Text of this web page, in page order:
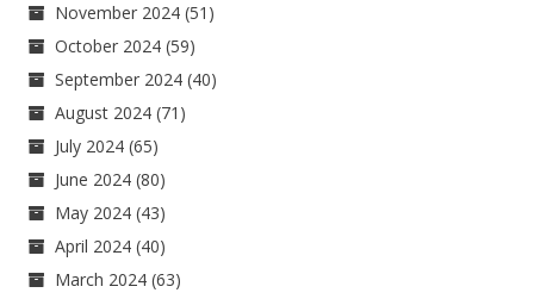
November 2024 (51)
October 2024 (59)
September 2024 (40)
August 2024 (71)
July 2024 (65)
June 2024 (80)
May 2024 (43)
April 2024 (40)
March 2024 (63)